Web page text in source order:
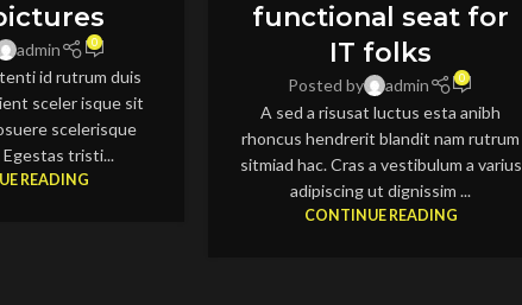
admin 0
id rutrum duis
sceler isque sit
scelerisque
Egestas tristi...
READING
functional seat for
IT folks
Posted by admin 0
A sed a risusat luctus esta anibh
rhoncus hendrerit blandit nam rutrum
sitmiad hac. Cras a vestibulum a varius
adipiscing ut dignissim ...
CONTINUE READING